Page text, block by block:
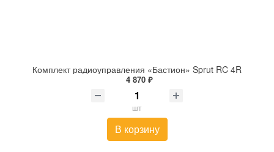
Комплект радиоуправления «Бастион» Sprut RC 4R
4 870 ₽
шт
В корзину